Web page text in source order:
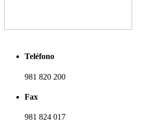
Teléfono
981 820 200
Fax
981 824 017